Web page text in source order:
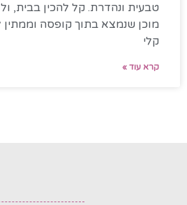
טבעית ונהדרת. קל להכין בבית,
מוכן שנמצא בתוך קופסה וממתין
קלי
קרא עוד »